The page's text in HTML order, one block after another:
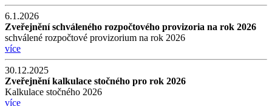
6.1.2026
Zveřejnění schváleného rozpočtového provizoria na rok 2026
schválené rozpočtové provizorium na rok 2026
více
30.12.2025
Zveřejnění kalkulace stočného pro rok 2026
Kalkulace stočného 2026
více